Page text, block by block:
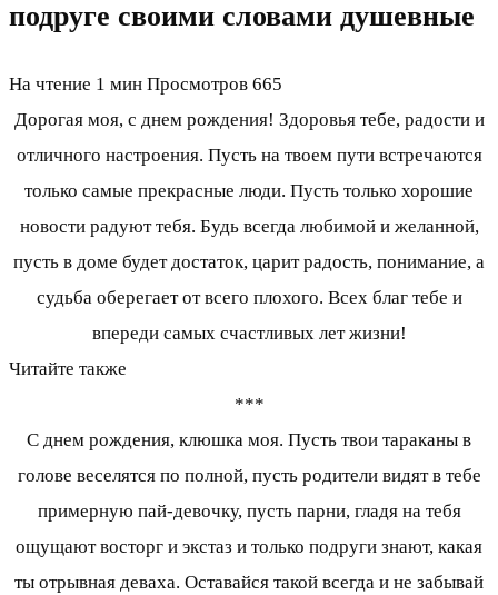
подруге своими словами душевные
На чтение 1 мин Просмотров 665
Дорогая моя, с днем рождения! Здоровья тебе, радости и
отличного настроения. Пусть на твоем пути встречаются
только самые прекрасные люди. Пусть только хорошие
новости радуют тебя. Будь всегда любимой и желанной,
пусть в доме будет достаток, царит радость, понимание, а
судьба оберегает от всего плохого. Всех благ тебе и
впереди самых счастливых лет жизни!
Читайте также
***
С днем рождения, клюшка моя. Пусть твои тараканы в
голове веселятся по полной, пусть родители видят в тебе
примерную пай-девочку, пусть парни, гладя на тебя
ощущают восторг и экстаз и только подруги знают, какая
ты отрывная деваха. Оставайся такой всегда и не забывай